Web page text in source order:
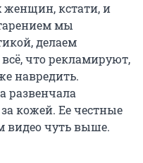
женщин, кстати, и
мы
делаем
что рекламируют,
навредить.
развенчала
кожей. Ее честные
видео чуть выше.